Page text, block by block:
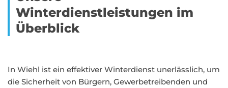
Winterdienstleistungen im
Überblick
In Wiehl ist ein effektiver Winterdienst unerlässlich, um
die Sicherheit von Bürgern, Gewerbetreibenden und